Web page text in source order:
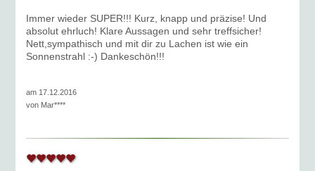
Immer wieder SUPER!!! Kurz, knapp und präzise! Und
absolut ehrluch! Klare Aussagen und sehr treffsicher!
Nett,sympathisch und mit dir zu Lachen ist wie ein
Sonnenstrahl :-) Dankeschön!!!
am 17.12.2016
von Mar****